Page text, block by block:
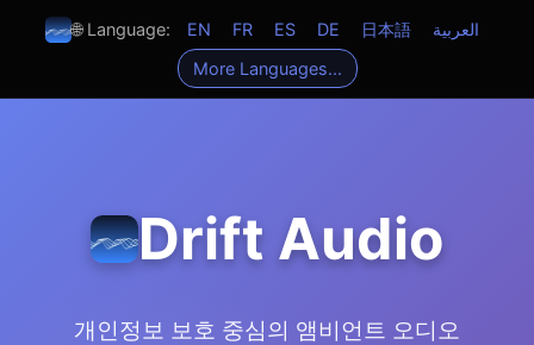
🌐 Language: EN FR ES DE 日本語
العربية
More Languages...
Drift Audio
개인정보 보호 중심의 앰비언트 오디오